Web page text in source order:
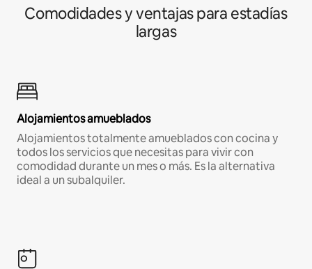
Comodidades y ventajas para estadías
largas
Alojamientos amueblados
Alojamientos totalmente amueblados con cocina y
todos los servicios que necesitas para vivir con
comodidad durante un mes o más. Es la alternativa
ideal a un subalquiler.